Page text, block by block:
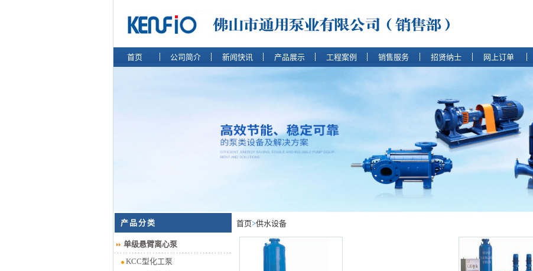
首页 公司简介 新闻快讯 产品展示 工程案例 销售服务 招贤纳士 网上订单
产品分类
单级悬臂离心泵
KCC型化工泵
首页>供水设备